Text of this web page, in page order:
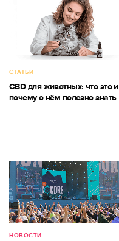
СТАТЬИ
CBD для животных: что это и
почему о нём полезно знать
НОВОСТИ